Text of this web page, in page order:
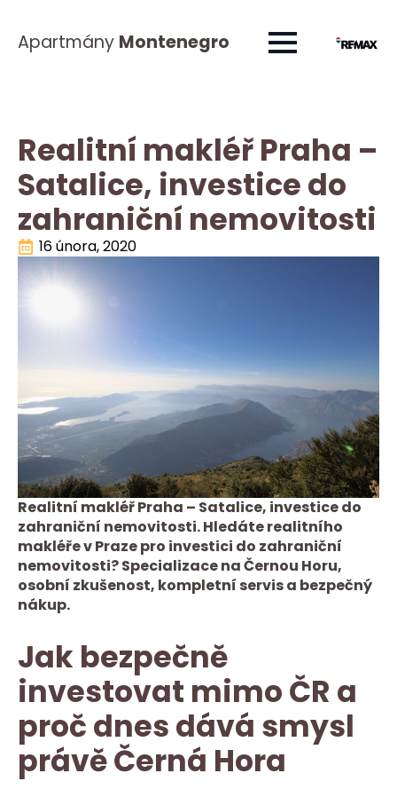
Apartmány Montenegro
Realitní makléř Praha –
Satalice, investice do
zahraniční nemovitosti
16 února, 2020
Realitní makléř Praha – Satalice, investice do
zahraniční nemovitosti. Hledáte realitního
makléře v Praze pro investici do zahraniční
nemovitosti? Specializace na Černou Horu,
osobní zkušenost, kompletní servis a bezpečný
nákup.
Jak bezpečně
investovat mimo ČR a
proč dnes dává smysl
právě Černá Hora